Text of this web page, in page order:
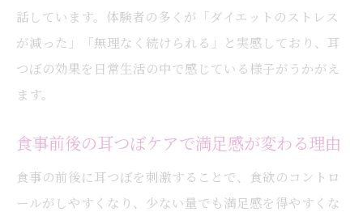
話しています。体験者の多くが「ダイエットのストレス
が減った」「無理なく続けられる」と実感しており、耳
つぼの効果を日常生活の中で感じている様子がうかがえ
ます。
食事前後の耳つぼケアで満足感が変わる理由
食事の前後に耳つぼを刺激することで、食欲のコントロ
ールがしやすくなり、少ない量でも満足感を得やすくな